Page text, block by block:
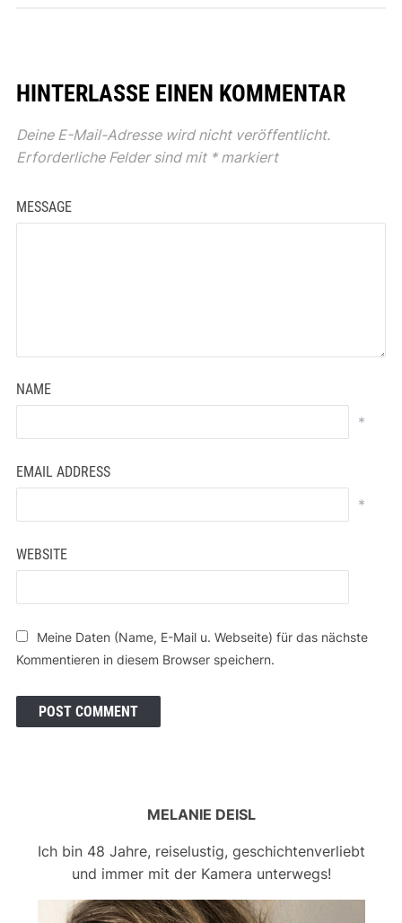
HINTERLASSE EINEN KOMMENTAR
Deine E-Mail-Adresse wird nicht veröffentlicht.
Erforderliche Felder sind mit *markiert
MESSAGE
NAME
*
EMAIL ADDRESS
*
WEBSITE
Meine Daten (Name, E-Mail u. Webseite) für das nächste
Kommentieren in diesem Browser speichern.
MELANIE DEISL
Ich bin 48 Jahre, reiselustig, geschichtenverliebt
und immer mit der Kamera unterwegs!